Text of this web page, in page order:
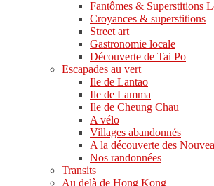
Fantômes & Superstitions
Croyances & superstitions
Street art
Gastronomie locale
Découverte de Tai Po
Escapades au vert
Ile de Lantao
Ile de Lamma
Ile de Cheung Chau
A vélo
Villages abandonnés
A la découverte des
Nos randonnées
Transits
Au delà de Hong Kong